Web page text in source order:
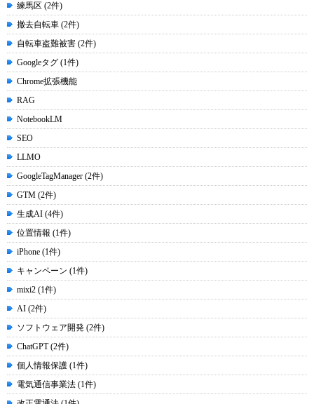
練馬区 (2件)
撤去自転車 (2件)
自転車盗難被害 (2件)
Googleタグ (1件)
Chrome拡張機能
RAG
NotebookLM
SEO
LLMO
GoogleTagManager (2件)
GTM (2件)
生成AI (4件)
位置情報 (1件)
iPhone (1件)
キャンペーン (1件)
mixi2 (1件)
AI (2件)
ソフトウェア開発 (2件)
ChatGPT (2件)
個人情報保護 (1件)
電気通信事業法 (1件)